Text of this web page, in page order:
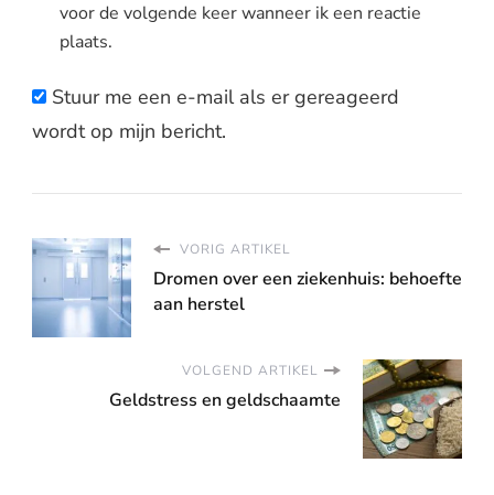
voor de volgende keer wanneer ik een reactie
plaats.
Stuur me een e-mail als er gereageerd
wordt op mijn bericht.
VORIG ARTIKEL
Dromen over een ziekenhuis: behoefte
aan herstel
VOLGEND ARTIKEL
Geldstress en geldschaamte